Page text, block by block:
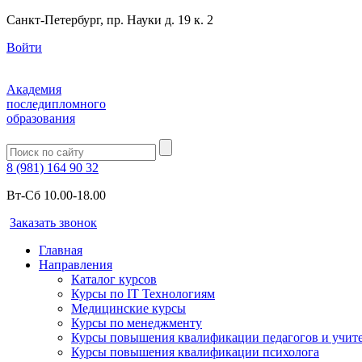
Санкт-Петербург, пр. Науки д. 19 к. 2
Войти
Академия
последипломного
образования
8 (981) 164 90 32
Вт-Сб 10.00-18.00
Заказать звонок
Главная
Направления
Каталог курсов
Курсы по IT Технологиям
Медицинские курсы
Курсы по менеджменту
Курсы повышения квалификации педагогов и
Курсы повышения квалификации психолога